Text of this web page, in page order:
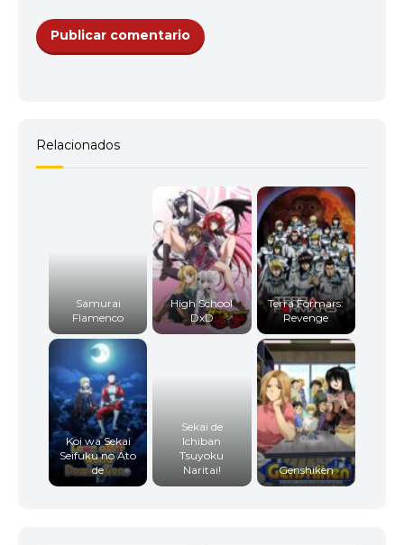
Relacionados
Samurai
Flamenco
High School
DxD
Terra Formars:
Revenge
Koi wa Sekai
Seifuku no Ato
de
Sekai de
Ichiban
Tsuyoku
Naritai!
Genshiken